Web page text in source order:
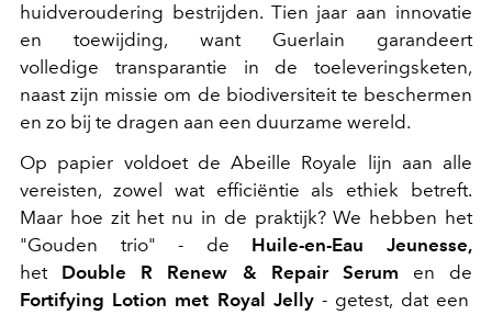
huidveroudering bestrijden. Tien jaar aan innovatie
en toewijding, want Guerlain garandeert
volledige transparantie in de toeleveringsketen,
naast zijn missie om de biodiversiteit te beschermen
en zo bij te dragen aan een duurzame wereld.
Op papier voldoet de Abeille Royale lijn aan alle
vereisten, zowel wat efficiëntie als ethiek betreft.
Maar hoe zit het nu in de praktijk? We hebben het
"Gouden trio" - de Huile-en-Eau Jeunesse,
het Double R Renew & Repair Serum en de
Fortifying Lotion met Royal Jelly- getest, dat een